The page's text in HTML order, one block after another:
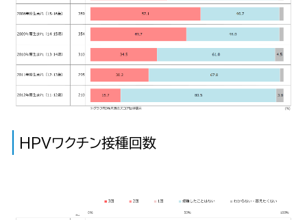
HPVワクチン接種回数